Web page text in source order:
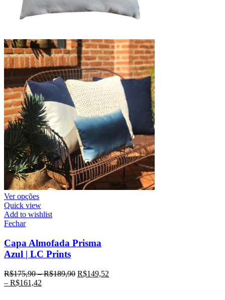
Ver opções
Quick view
Add to wishlist
Fechar
Capa Almofada Prisma
Azul | LC Prints
R$175,90–R$189,90 R$149,52
– R$161,42